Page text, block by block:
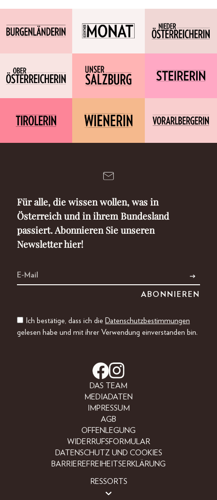
Für alle, die wissen wollen, was in
Österreich und in ihrem Bundesland
passiert. Abonnieren Sie unseren
Newsletter hier!
Ich bestätige, dass ich die Datenschutzbestimmungen
gelesen habe und mit ihrer Verwendung einverstanden bin.
DAS TEAM
MEDIADATEN
IMPRESSUM
AGB
OFFENLEGUNG
WIDERRUFSFORMULAR
DATENSCHUTZ UND COOKIES
BARRIEREFREIHEITSERKLÄRUNG
RESSORTS